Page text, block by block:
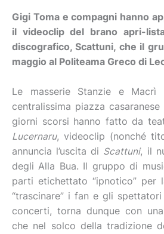
Gigi Toma e compagni hanno
il videoclip del brano apri-
discografico, Scattuni, che il
maggio al Politeama Greco di
Le masserie Stanzie e
centralissima piazza
giorni scorsi hanno fatto da
Lucernaru, videoclip (nonché
annuncia l’uscita di Scattuni, il
degli Alla Bua. Il gruppo di
parti etichettato “ipnotico” per
“trascinare” i fan e gli
concerti, torna dunque con
che nel solco della tradizione